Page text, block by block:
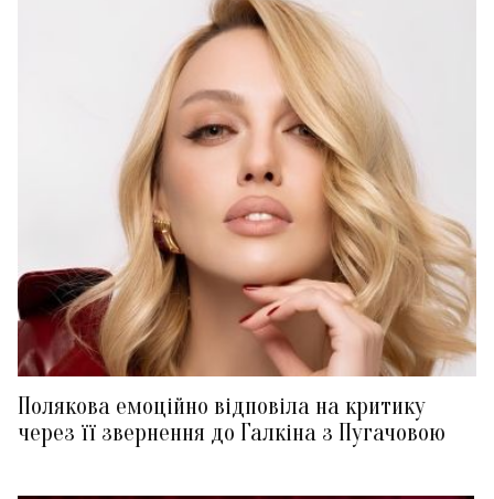
Полякова емоційно відповіла на критику
через її звернення до Галкіна з Пугачовою